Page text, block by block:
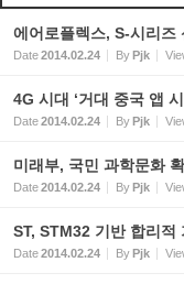
에어로플렉스, S-시리즈
Date2014.02.24 ByPjk
4G 시대 ‘거대 중국 앱
Date2014.02.24 ByPjk
미래부, 국민 과학문화
Date2014.02.24 ByPjk
ST, STM32 기반 합리적
Date2014.02.24 ByPjk